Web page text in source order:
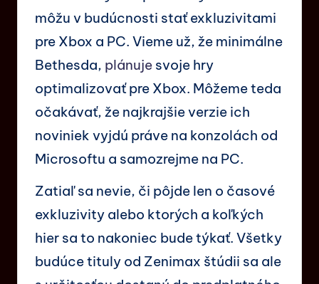
môžu v budúcnosti stať exkluzivitami
pre Xbox a PC. Vieme už, že minimálne
Bethesda, plánuje svoje hry
optimalizovať pre Xbox. Môžeme teda
očakávať, že najkrajšie verzie ich
noviniek vyjdú práve na konzolách od
Microsoftu a samozrejme na PC.
Zatiaľ sa nevie, či pôjde len o časové
exkluzivity alebo ktorých a koľkých
hier sa to nakoniec bude týkať. Všetky
budúce tituly od Zenimax štúdii sa ale